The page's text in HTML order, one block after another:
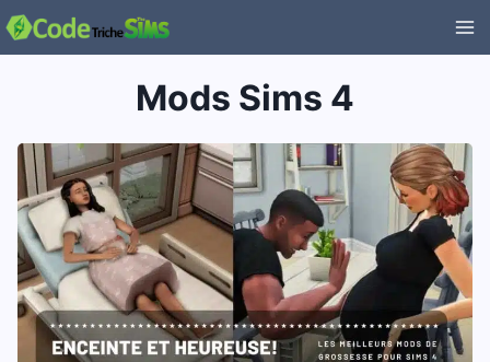
Aller
au
Mods Sims 4